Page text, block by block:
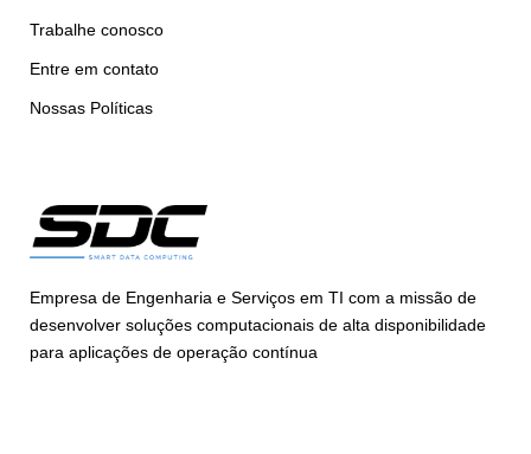
Trabalhe conosco
Entre em contato
Nossas Políticas
Empresa de Engenharia e Serviços em TI com a missão de
desenvolver soluções computacionais de alta disponibilidade
para aplicações de operação contínua